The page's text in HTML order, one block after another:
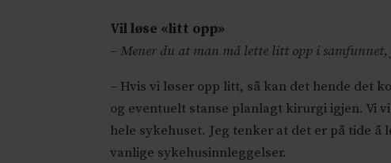
Vil løse «litt opp»
– Mener du at man må lette litt opp i samfunnet,
– Hvis vi løser opp litt, så kan det hende det
og eventuelt stanse planlagt kirurgi igjen. Vi
hele sykehuset. Jeg tenker at det er på tide
vanlige sykehusinnleggelser.